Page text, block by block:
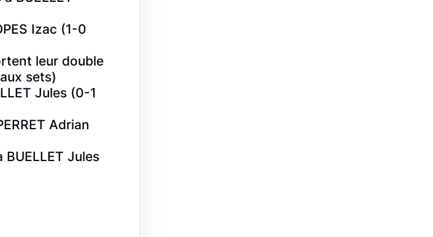
Izac (1-0
leur double
sets)
Jules (0-1
Adrian
Jules